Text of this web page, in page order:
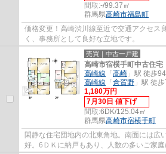
間取:-/99.37㎡
群馬県高崎市福島町
価格変更！高崎渋川線至近で交通アクセス
く、事務所として良好な立地です。
売買｜中古一戸建
高崎市宿横手町中古住宅
高崎線 「 高崎 」駅 徒歩
高崎線 「 倉賀野 」駅 徒
1,180万円
7月30日 値下げ
間取:6DK/125.04㎡
群馬県高崎市宿横手町
閑静な住宅団地内の北東角地。南面には広
好。6ＤＫに納戸もあり、人数の多いご家庭